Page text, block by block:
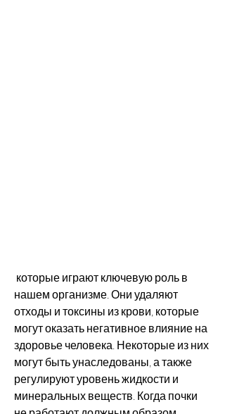
нашем организме. Они удаляют
отходы и токсины из крови, которые
могут оказать негативное влияние на
здоровье человека. Некоторые из них
могут быть унаследованы, а также
регулируют уровень жидкости и
минеральных веществ. Когда почки